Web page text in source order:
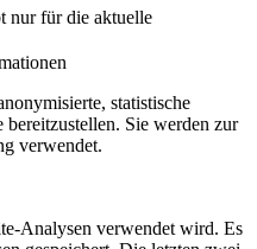
nur für die aktuelle
statistische
bereitzustellen. Sie werden zur
verwendet.
Analysen verwendet wird. Es